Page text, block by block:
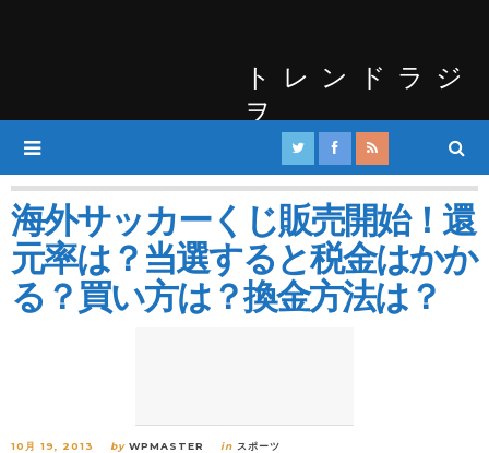
トレンドラジ
ヲ
海外サッカーくじ販売開始！還
元率は？当選すると税金はかか
る？買い方は？換金方法は？
10月 19, 2013 by WPMASTER in スポーツ